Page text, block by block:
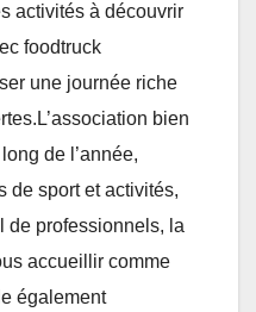
activités à découvrir
foodtruck
une journée riche
bien
de l’année,
de sport et activités,
de professionnels, la
accueillir comme
également